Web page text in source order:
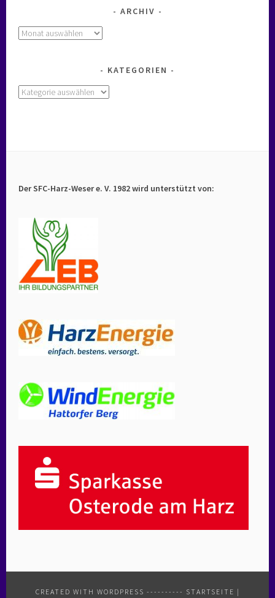
ARCHIV
Archiv
KATEGORIEN
Kategorien
Der SFC-Harz-Weser e. V. 1982 wird unterstützt von:
CREATED WITH WORDPRESS ---------- STARTSEITE |